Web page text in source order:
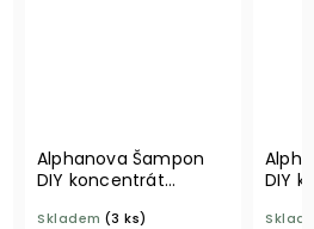
Alphanova Šampon
DIY koncentrát
Skladem (3 ks)
DIY